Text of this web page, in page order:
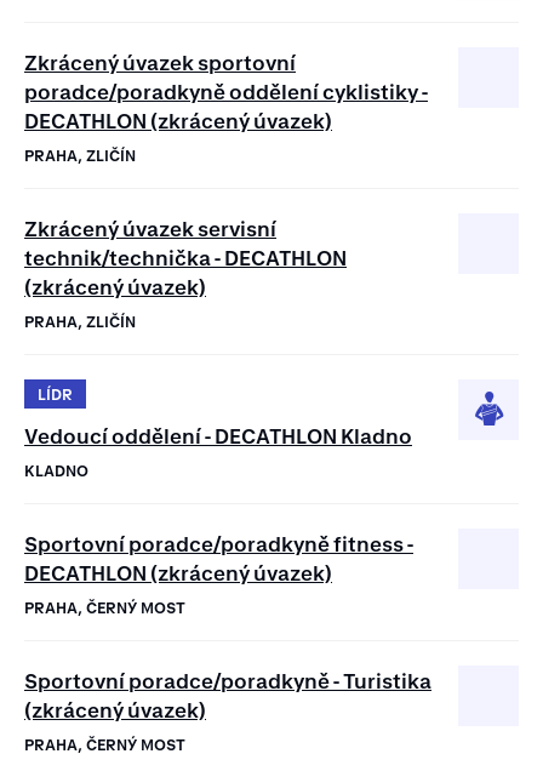
Zkrácený úvazek sportovní
poradce/poradkyně oddělení cyklistiky -
DECATHLON (zkrácený úvazek)
PRAHA, ZLIČÍN
Zkrácený úvazek servisní
technik/technička - DECATHLON
(zkrácený úvazek)
PRAHA, ZLIČÍN
LÍDR
Vedoucí oddělení - DECATHLON Kladno
KLADNO
Sportovní poradce/poradkyně fitness -
DECATHLON (zkrácený úvazek)
PRAHA, ČERNÝ MOST
Sportovní poradce/poradkyně - Turistika
(zkrácený úvazek)
PRAHA, ČERNÝ MOST